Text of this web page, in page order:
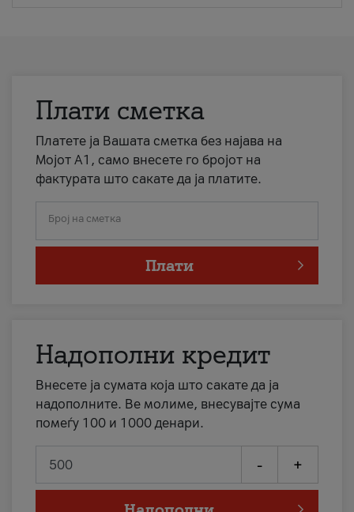
Плати сметка
Платете ја Вашата сметка без најава на
Мојот А1, само внесете го бројот на
фактурата што сакате да ја платите.
Број на сметка
Плати
Надополни кредит
Внесете ја сумата која што сакате да ја
надополните. Ве молиме, внесувајте сума
помеѓу 100 и 1000 денари.
- +